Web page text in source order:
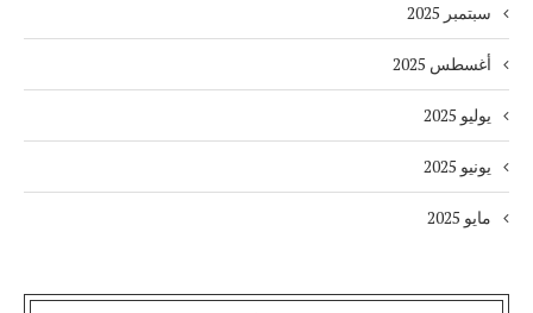
سبتمبر 2025
أغسطس 2025
يوليو 2025
يونيو 2025
مايو 2025